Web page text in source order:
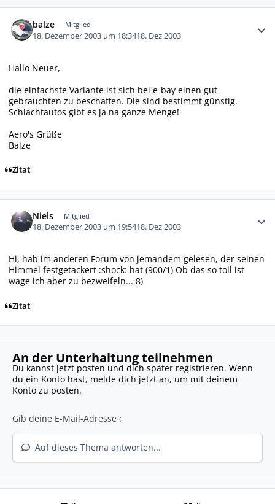
balze Mitglied
18. Dezember 2003 um 18:3418. Dez 2003
Hallo Neuer,
die einfachste Variante ist sich bei e-bay einen gut
gebrauchten zu beschaffen. Die sind bestimmt günstig.
Schlachtautos gibt es ja na ganze Menge!
Aero's Grüße
Balze
Zitat
Niels Mitglied
18. Dezember 2003 um 19:5418. Dez 2003
Hi, hab im anderen Forum von jemandem gelesen, der seinen
Himmel festgetackert :shock: hat (900/1) Ob das so toll ist
wage ich aber zu bezweifeln... 8)
Zitat
An der Unterhaltung teilnehmen
Du kannst jetzt posten und dich später registrieren. Wenn
du ein Konto hast, melde dich jetzt an, um mit deinem
Konto zu posten.
Auf dieses Thema antworten...